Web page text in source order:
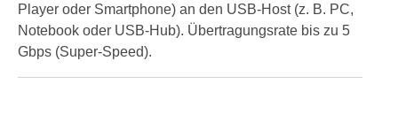
Player oder Smartphone) an den USB-Host (z. B. PC,
Notebook oder USB-Hub). Übertragungsrate bis zu 5
Gbps (Super-Speed).